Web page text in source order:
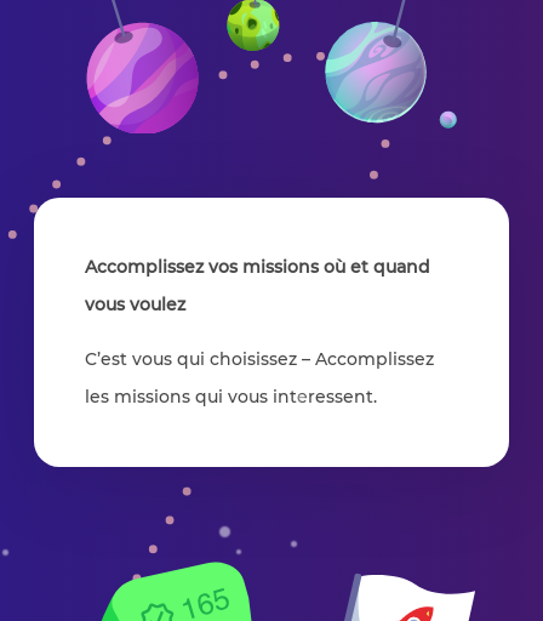
Accomplissez vos missions où et quand
vous voulez
C’est vous qui choisissez – Accomplissez
les missions qui vous interessent.